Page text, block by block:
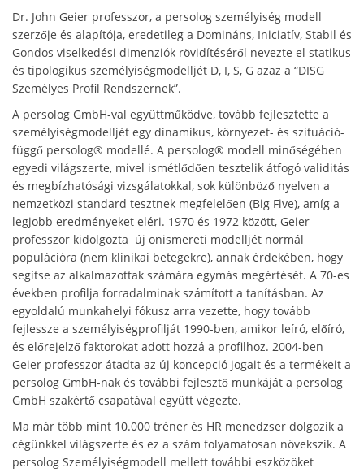
Dr. John Geier professzor, a persolog személyiség modell
szerzője és alapítója, eredetileg a Domináns, Iniciatív, Stabil és
Gondos viselkedési dimenziók rövidítéséről nevezte el statikus
és tipologikus személyiségmodelljét D, I, S, G azaz a “DISG
Személyes Profil Rendszernek”.
A persolog GmbH-val együttműködve, tovább fejlesztette a
személyiségmodelljét egy dinamikus, környezet- és szituáció-
függő persolog® modellé. A persolog® modell minőségében
egyedi világszerte, mivel ismétlődően tesztelik átfogó validitás
és megbízhatósági vizsgálatokkal, sok különböző nyelven a
nemzetközi standard tesztnek megfelelően (Big Five), amíg a
legjobb eredményeket eléri. 1970 és 1972 között, Geier
professzor kidolgozta új önismereti modelljét normál
populációra (nem klinikai betegekre), annak érdekében, hogy
segítse az alkalmazottak számára egymás megértését. A 70-es
években profilja forradalminak számított a tanításban. Az
egyoldalú munkahelyi fókusz arra vezette, hogy tovább
fejlessze a személyiségprofilját 1990-ben, amikor leíró, előíró,
és előrejelző faktorokat adott hozzá a profilhoz. 2004-ben
Geier professzor átadta az új koncepció jogait és a termékeit a
persolog GmbH-nak és további fejlesztő munkáját a persolog
GmbH szakértő csapatával együtt végezte.
Ma már több mint 10.000 tréner és HR menedzser dolgozik a
cégünkkel világszerte és ez a szám folyamatosan növekszik. A
persolog Személyiségmodell mellett további eszközöket